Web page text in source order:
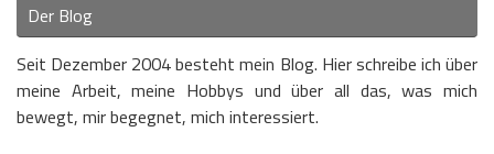
Der Blog
Seit Dezember 2004 besteht mein Blog. Hier schreibe ich über
meine Arbeit, meine Hobbys und über all das, was mich
bewegt, mir begegnet, mich interessiert.